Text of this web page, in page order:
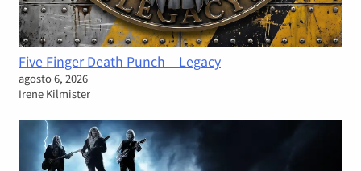
Five Finger Death Punch – Legacy
agosto 6, 2026
Irene Kilmister